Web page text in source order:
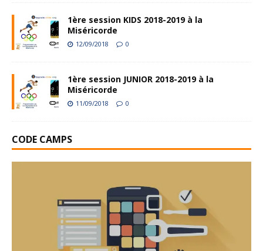
1ère session KIDS 2018-2019 à la
Miséricorde
12/09/2018 0
1ère session JUNIOR 2018-2019 à la
Miséricorde
11/09/2018 0
CODE CAMPS